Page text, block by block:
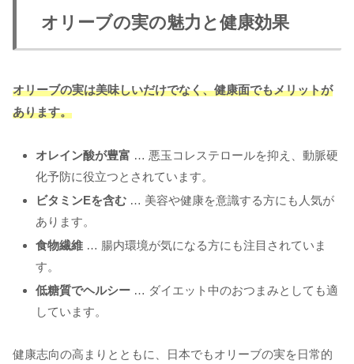
オリーブの実の魅力と健康効果
オリーブの実は美味しいだけでなく、健康面でもメリットが
あります。
オレイン酸が豊富 … 悪玉コレステロールを抑え、動脈硬
化予防に役立つとされています。
ビタミンEを含む … 美容や健康を意識する方にも人気が
あります。
食物繊維 … 腸内環境が気になる方にも注目されていま
す。
低糖質でヘルシー … ダイエット中のおつまみとしても適
しています。
健康志向の高まりとともに、日本でもオリーブの実を日常的